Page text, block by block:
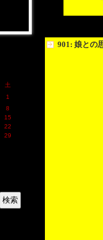
土
1
8
15
22
29
901: 娘との